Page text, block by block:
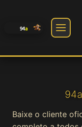
Baixe o cliente